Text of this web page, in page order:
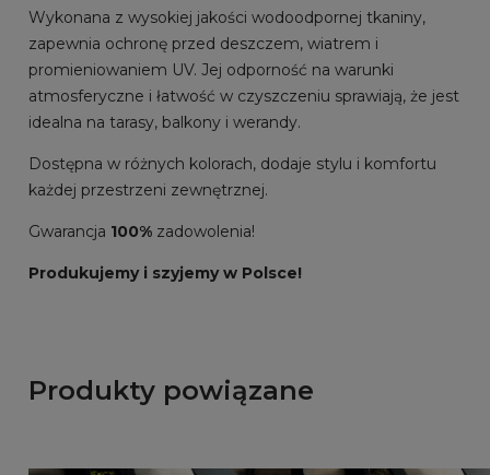
Wykonana z wysokiej jakości wodoodpornej tkaniny,
zapewnia ochronę przed deszczem, wiatrem i
promieniowaniem UV. Jej odporność na warunki
atmosferyczne i łatwość w czyszczeniu sprawiają, że jest
idealna na tarasy, balkony i werandy.
Dostępna w różnych kolorach, dodaje stylu i komfortu
każdej przestrzeni zewnętrznej.
Gwarancja 100% zadowolenia!
Produkujemy i szyjemy w Polsce!
Produkty powiązane